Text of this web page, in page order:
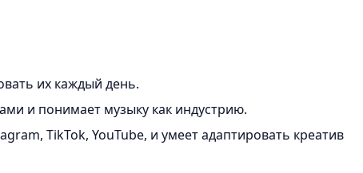
их каждый день.
и понимает музыку как индустрию.
TikTok, YouTube, и умеет адаптировать креатив